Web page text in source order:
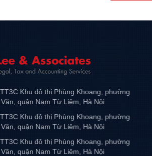
Khu đô thị Phùng Khoang, phường
quận Nam Từ Liêm, Hà Nội
Khu đô thị Phùng Khoang, phường
quận Nam Từ Liêm, Hà Nội
Khu đô thị Phùng Khoang, phường
quận Nam Từ Liêm, Hà Nội